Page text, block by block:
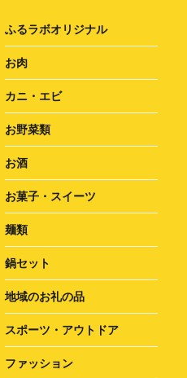
ふるラボオリジナル
お肉
カニ・エビ
お野菜類
お酒
お菓子・スイーツ
麺類
鍋セット
地域のお礼の品
スポーツ・アウトドア
ファッション